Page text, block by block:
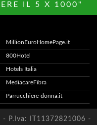
IL 5 X 1000"
MillionEuroHomePage.it
800Hotel
Hotels Italia
MediacareFibra
Parrucchiere-donna.it
P.Iva: IT11372821006 -